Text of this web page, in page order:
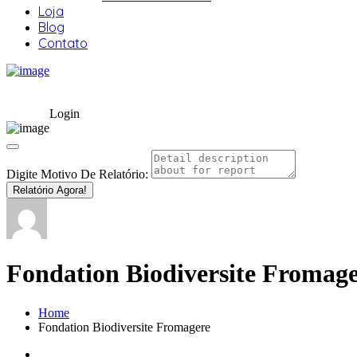
Loja
Blog
Contato
Login
Digite Motivo De Relatório:
Relatório Agora!
Fondation Biodiversite
Home
Fondation Biodiversite Fromagere